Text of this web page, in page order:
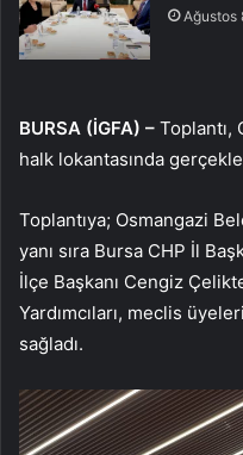
Ağustos
BURSA (İGFA) – Toplantı,
halk lokantasında
Toplantıya; Osmangazi
yanı sıra Bursa CHP İl
İlçe Başkanı Cengiz
Yardımcıları, meclis
sağladı.